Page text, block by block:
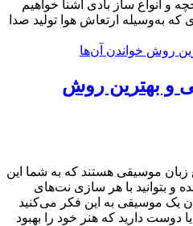
و انواع ساز بادی آشنا خواهیم
به‌وسیله ارتعاش هوا تولید صدا
و بهترین روش
موسیقی هستند که به شما این
و بتوانید با هر سازی نت‌های
یک موسیقی به این فکر می‌کنید
دوست دارید که هنر خود را بهبود